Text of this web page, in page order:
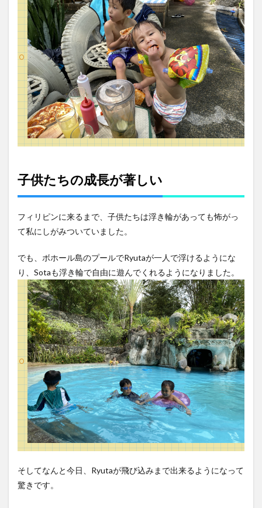
子供たちの成長が著しい
フィリピンに来るまで、子供たちは浮き輪があっても怖がっ
て私にしがみついていました。
でも、ボホール島のプールでRyutaが一人で浮けるようにな
り、Sotaも浮き輪で自由に遊んでくれるようになりました。
そしてなんと今日、Ryutaが飛び込みまで出来るようになって
驚きです。